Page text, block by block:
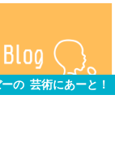
の 芸術にあーと！